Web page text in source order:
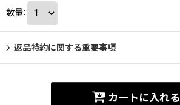
数量:
返品特約に関する重要事項
カートに入れる